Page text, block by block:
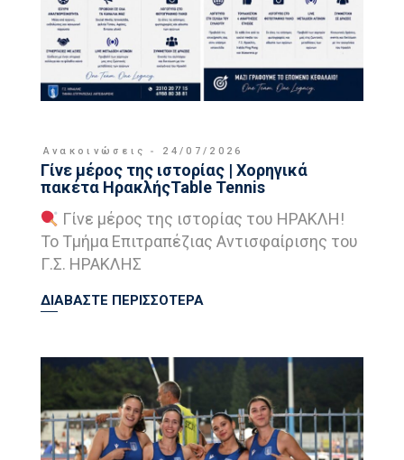
Ανακοινώσεις 24/07/2026
Γίνε μέρος της ιστορίας | Χορηγικά
πακέτα ΗρακλήςTable Tennis
Γίνε μέρος της ιστορίας του ΗΡΑΚΛΗ!
Το Τμήμα Επιτραπέζιας Αντισφαίρισης του
Γ.Σ. ΗΡΑΚΛΗΣ
ΔΙΑΒΑΣΤΕ ΠΕΡΙΣΣΟΤΕΡΑ